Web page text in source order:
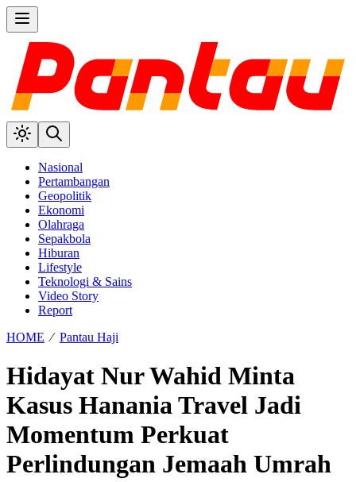
Nasional
Pertambangan
Geopolitik
Ekonomi
Olahraga
Sepakbola
Hiburan
Lifestyle
Teknologi & Sains
Video Story
Report
HOME ⁄ Pantau Haji
Hidayat Nur Wahid Minta
Kasus Hanania Travel Jadi
Momentum Perkuat
Perlindungan Jemaah Umrah